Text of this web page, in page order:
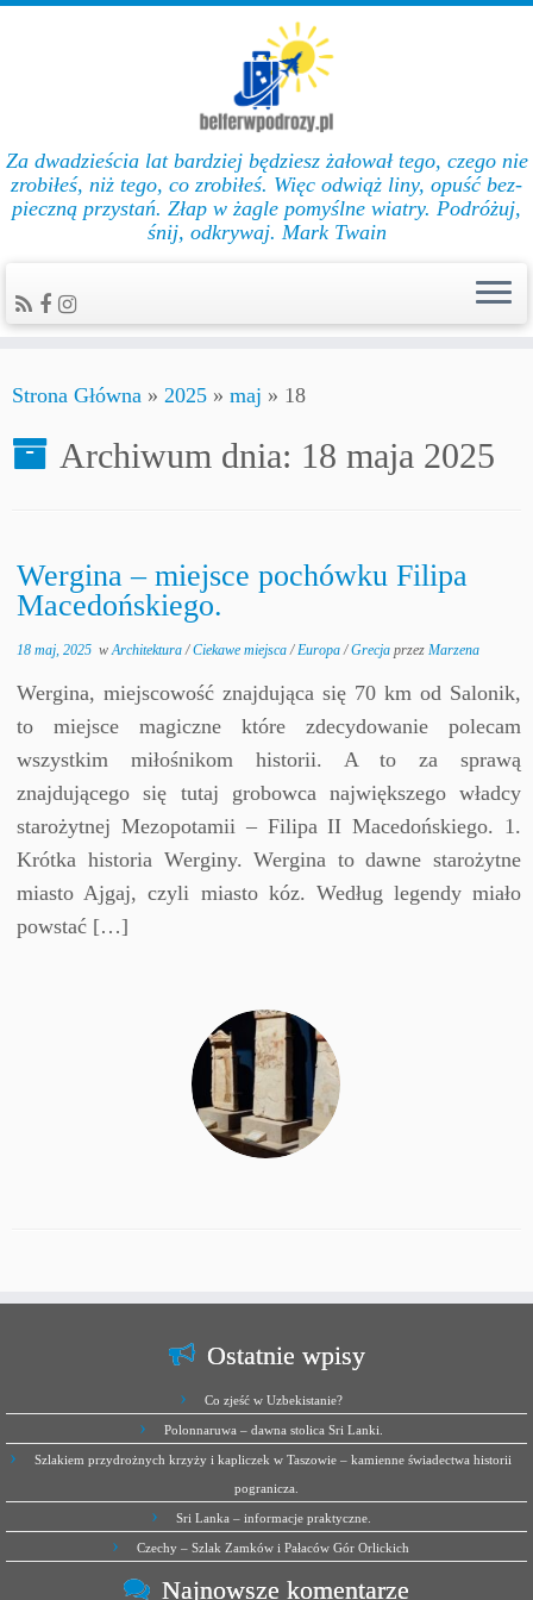
Za dwadzieścia lat bar­dziej będziesz żałował te­go, cze­go nie
zro­biłeś, niż te­go, co zro­biłeś. Więc od­wiąż li­ny, opuść bez­
pie­czną przys­tań. Złap w żag­le po­myślne wiat­ry. Podróżuj,
śnij, odkrywaj. Mark Twain
Strona Główna » 2025 » maj » 18
Archiwum dnia: 18 maja 2025
Wergina – miejsce pochówku Filipa
Macedońskiego.
18 maj, 2025 wArchitektura/Ciekawe miejsca/Europa/GrecjaprzezMarzena
Wergina, miejscowość znajdująca się 70 km od Salonik,
to miejsce magiczne które zdecydowanie polecam
wszystkim miłośnikom historii. A to za sprawą
znajdującego się tutaj grobowca największego władcy
starożytnej Mezopotamii – Filipa II Macedońskiego. 1.
Krótka historia Werginy. Wergina to dawne starożytne
miasto Ajgaj, czyli miasto kóz. Według legendy miało
powstać […]
Ostatnie wpisy
Co zjeść w Uzbekistanie?
Polonnaruwa – dawna stolica Sri Lanki.
Szlakiem przydrożnych krzyży i kapliczek w Taszowie – kamienne świadectwa historii
pogranicza.
Sri Lanka – informacje praktyczne.
Czechy – Szlak Zamków i Pałaców Gór Orlickich
Najnowsze komentarze